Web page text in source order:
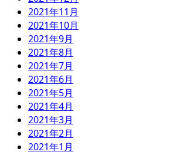
2021年11月
2021年10月
2021年9月
2021年8月
2021年7月
2021年6月
2021年5月
2021年4月
2021年3月
2021年2月
2021年1月